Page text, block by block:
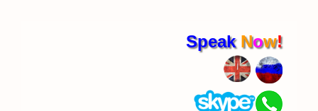
Speak Now!